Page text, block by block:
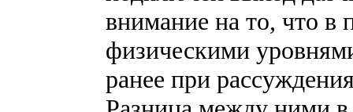
внимание на то, что
физическими
ранее при